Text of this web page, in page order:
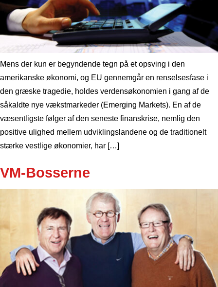
Mens der kun er begyndende tegn på et opsving i den
amerikanske økonomi, og EU gennemgår en renselsesfase i
den græske tragedie, holdes verdensøkonomien i gang af de
såkaldte nye vækstmarkeder (Emerging Markets). En af de
væsentligste følger af den seneste finanskrise, nemlig den
positive ulighed mellem udviklingslandene og de traditionelt
stærke vestlige økonomier, har […]
VM-Bosserne